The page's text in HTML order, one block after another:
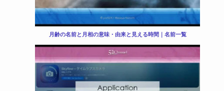
月齢の名前と月相の意味・由来と見える時間｜名前一覧